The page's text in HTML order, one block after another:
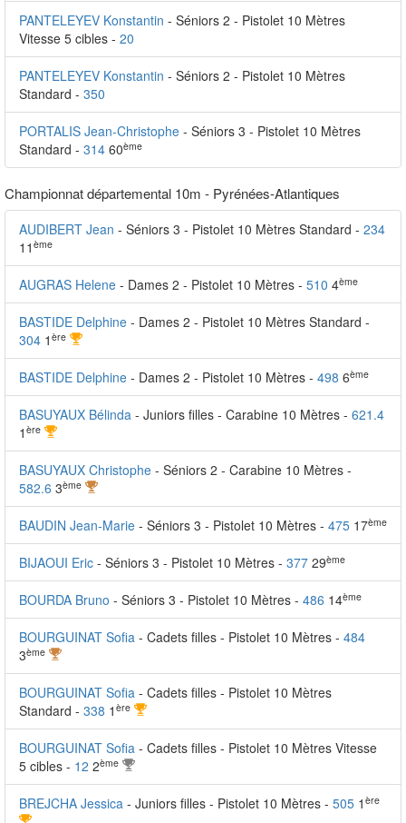
PANTELEYEV Konstantin - Séniors 2 - Pistolet 10 Mètres
Vitesse 5 cibles - 20
PANTELEYEV Konstantin - Séniors 2 - Pistolet 10 Mètres
Standard - 350
PORTALIS Jean-Christophe - Séniors 3 - Pistolet 10 Mètres
Standard - 314 60ème
Championnat départemental 10m - Pyrénées-Atlantiques
AUDIBERT Jean - Séniors 3 - Pistolet 10 Mètres Standard - 234
11 ème
AUGRAS Helene - Dames 2 - Pistolet 10 Mètres - 510 4ème
BASTIDE Delphine - Dames 2 - Pistolet 10 Mètres Standard -
304 1 ère
BASTIDE Delphine - Dames 2 - Pistolet 10 Mètres - 498 6ème
BASUYAUX Bélinda - Juniors filles - Carabine 10 Mètres - 621.4
1 ère
BASUYAUX Christophe - Séniors 2 - Carabine 10 Mètres -
582.6 3ème
BAUDIN Jean-Marie - Séniors 3 - Pistolet 10 Mètres - 475 17ème
BIJAOUI Eric - Séniors 3 - Pistolet 10 Mètres - 377 29ème
BOURDA Bruno - Séniors 3 - Pistolet 10 Mètres - 486 14ème
BOURGUINAT Sofia - Cadets filles - Pistolet 10 Mètres - 484
3ème
BOURGUINAT Sofia - Cadets filles - Pistolet 10 Mètres
Standard - 338 1 ère
BOURGUINAT Sofia - Cadets filles - Pistolet 10 Mètres Vitesse
5 cibles - 12 2ème
BREJCHA Jessica - Juniors filles - Pistolet 10 Mètres - 505 1 ère